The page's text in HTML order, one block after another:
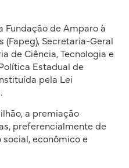
Fundação de Amparo à
(Fapeg), Secretaria-Geral
de Ciência, Tecnologia e
Estadual de
pela Lei
a premiação
preferencialmente de
econômico e